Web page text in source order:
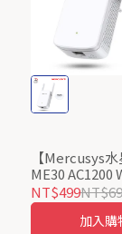
【Mercusys水
ME30 AC1200
伸器
NT$499
加入購